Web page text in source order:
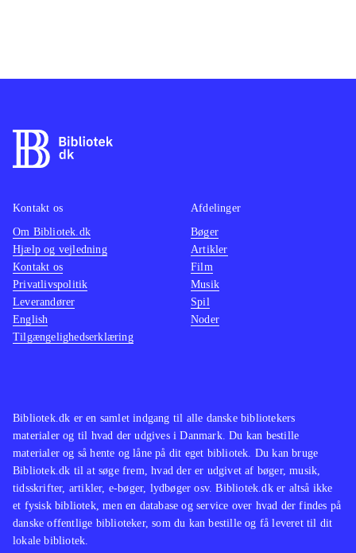
Bibliotek.dk er en samlet indgang til alle danske bibliotekers
materialer og til hvad der udgives i Danmark. Du kan bestille
materialer og så hente og låne på dit eget bibliotek. Du kan bruge
Bibliotek.dk til at søge frem, hvad der er udgivet af bøger, musik,
tidsskrifter, artikler, e-bøger, lydbøger osv. Bibliotek.dk er altså ikke
et fysisk bibliotek, men en database og service over hvad der findes på
danske offentlige biblioteker, som du kan bestille og få leveret til dit
lokale bibliotek.
Kontakt os
Om Bibliotek.dk
Hjælp og vejledning
Kontakt os
Privatlivspolitik
Leverandører
English
Tilgængelighedserklæring
Afdelinger
Bøger
Artikler
Film
Musik
Spil
Noder